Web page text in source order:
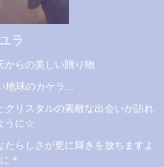
ラ
からの美しい贈り物
地球のカケラ...
クリスタルの素敵な出会いが訪れ
うに☆
らしさが更に輝きを放ちますよ
＊